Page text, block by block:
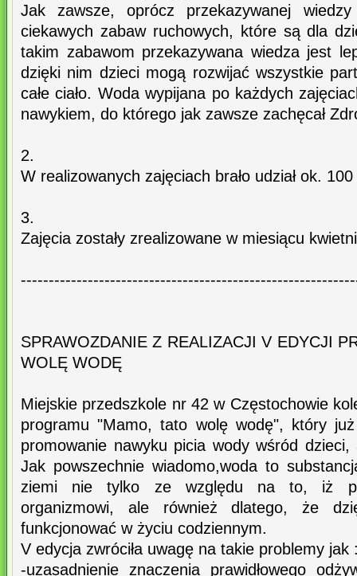
Jak zawsze, oprócz przekazywanej
ciekawych zabaw ruchowych, które są dla
takim zabawom przekazywana wiedza jest
dzięki nim dzieci mogą rozwijać wszystkie
całe ciało. Woda wypijana po każdych
nawykiem, do którego jak zawsze zachęcał
2.
W realizowanych zajęciach brało udział ok.
3.
Zajęcia zostały zrealizowane w miesiącu
SPRAWOZDANIE Z REALIZACJI V EDYCJI
WOLĘ WODĘ
Miejskie przedszkole nr 42 w Częstochowie
programu "Mamo, tato wolę wodę", który
promowanie nawyku picia wody wśród
Jak powszechnie wiadomo,woda to
ziemi nie tylko ze względu na to, iż
organizmowi, ale również dlatego, że
funkcjonować w życiu codziennym.
V edycja zwróciła uwagę na takie problemy jak
-uzasadnienie znaczenia prawidłowego